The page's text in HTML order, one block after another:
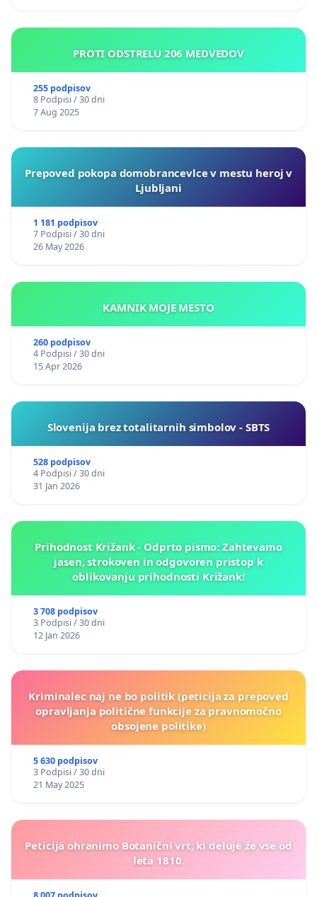
PROTI ODSTRELU 206 MEDVEDOV
255 podpisov
8 Podpisi / 30 dni
7 Aug 2025
Prepoved pokopa domobrancevlce v mestu heroj v
Ljubljani
1 181 podpisov
7 Podpisi / 30 dni
26 May 2026
KAMNIK MOJE MESTO
260 podpisov
4 Podpisi / 30 dni
15 Apr 2026
Slovenija brez totalitarnih simbolov - SBTS
528 podpisov
4 Podpisi / 30 dni
31 Jan 2026
Prihodnost Križank - Odprto pismo: Zahtevamo
jasen, strokoven in odgovoren pristop k
oblikovanju prihodnosti Križank!
3 708 podpisov
3 Podpisi / 30 dni
12 Jan 2026
Kriminalec naj ne bo politik (peticija za prepoved
opravljanja politične funkcije za pravnomočno
obsojene politike)
5 630 podpisov
3 Podpisi / 30 dni
21 May 2025
Peticija ohranimo Botanični vrt, ki deluje že vse od
leta 1810.